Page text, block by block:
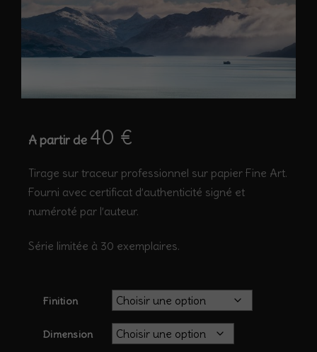
A partir de 40 €
Tirage sur traceur professionnel sur papier Fine Art.
Fourni avec certificat d’authenticité signé et
numéroté par l’auteur.
Série limitée à 30 exemplaires.
Finition
Dimension